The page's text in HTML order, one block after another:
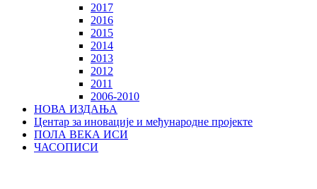
2017
2016
2015
2014
2013
2012
2011
2006-2010
НОВА ИЗДАЊА
Центар за иновације и међународне пројекте
ПОЛА ВЕКА ИСИ
ЧАСОПИСИ